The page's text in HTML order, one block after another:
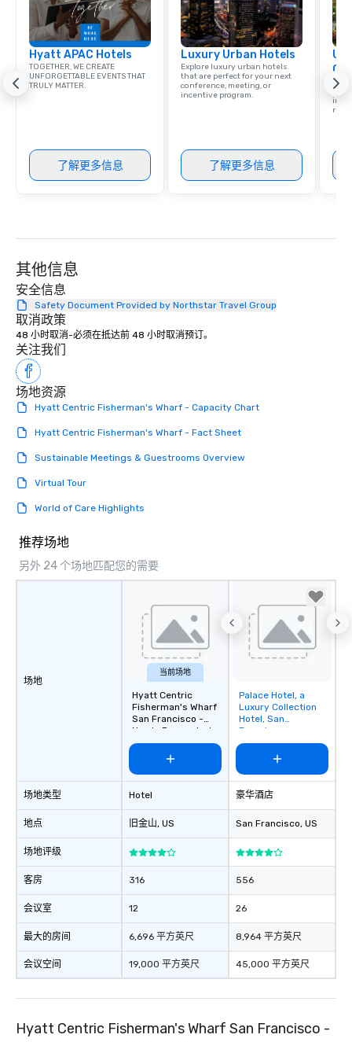
Las Vegas, Chicago,
New Orleans, we
local expertise, and
ground support to
life.
Hyatt APAC Hotels
TOGETHER, WE CREATE
UNFORGETTABLE EVENTS THAT
TRULY MATTER.
了解更多信息
Luxury Urban Hotels
Explore luxury urban hotels
that are perfect for your next
conference, meeting, or
incentive program.
了解更多信息
Find
其他信息
安全信息
Safety Document Provided by Northstar Travel Group
取消政策
48 小时取消-必须在抵达前 48 小时取消预订。
关注我们
场地资源
Hyatt Centric Fisherman's Wharf - Capacity Chart
Hyatt Centric Fisherman's Wharf - Fact Sheet
Sustainable Meetings & Guestrooms Overview
Virtual Tour
World of Care Highlights
推荐场地
另外 24 个场地匹配您的需要
场地
场地类型
地点
场地评级
客房
会议室
最大的房间
会议空间
当前场地
Hyatt Centric
Fisherman's Wharf
San Francisco -
Newly Renovated
Hotel
旧金山, US
316
12
6,696 平方英尺
19,000 平方英尺
Removed from
favorites
Palace Hotel, a
Luxury Collection
Hotel, San
Francisco
豪华酒店
San Francisco, US
556
26
8,964 平方英尺
45,000 平方英尺
Hyatt Centric Fisherman's Wharf San Francisco -